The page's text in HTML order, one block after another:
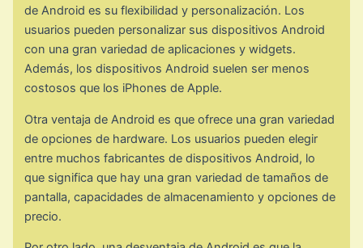
de Android es su flexibilidad y personalización. Los
usuarios pueden personalizar sus dispositivos Android
con una gran variedad de aplicaciones y widgets.
Además, los dispositivos Android suelen ser menos
costosos que los iPhones de Apple.
Otra ventaja de Android es que ofrece una gran variedad
de opciones de hardware. Los usuarios pueden elegir
entre muchos fabricantes de dispositivos Android, lo
que significa que hay una gran variedad de tamaños de
pantalla, capacidades de almacenamiento y opciones de
precio.